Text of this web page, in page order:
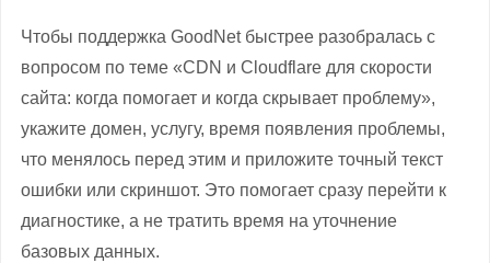
Чтобы поддержка GoodNet быстрее разобралась с
вопросом по теме «CDN и Cloudflare для скорости
сайта: когда помогает и когда скрывает проблему»,
укажите домен, услугу, время появления проблемы,
что менялось перед этим и приложите точный текст
ошибки или скриншот. Это помогает сразу перейти к
диагностике, а не тратить время на уточнение
базовых данных.